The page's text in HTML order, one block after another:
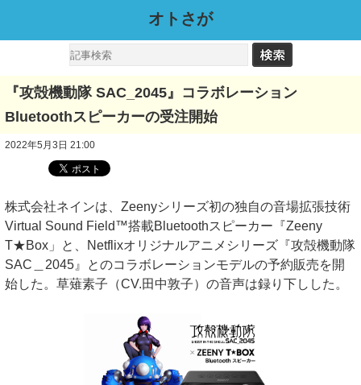
オトさが
『攻殻機動隊 SAC_2045』コラボレーション
Bluetoothスピーカーの受注開始
2022年5月3日 21:00
株式会社ネインは、Zeenyシリーズ初の独自の音場拡張技術
Virtual Sound Field™搭載Bluetoothスピーカー『Zeeny
T★Box」と、Netflixオリジナルアニメシリーズ『攻殻機動隊
SAC＿2045』とのコラボレーションモデルの予約販売を開
始した。草薙素子（CV.田中敦子）の音声は録り下しした。